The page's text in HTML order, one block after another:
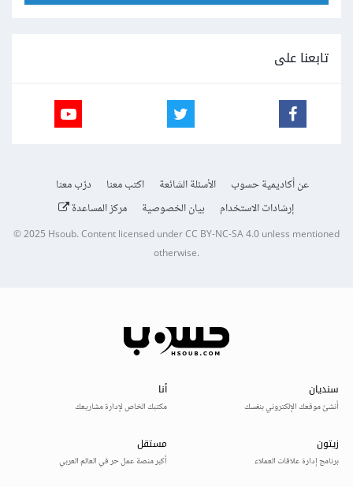
تابعنا على
عن أكاديمية حسوب الأسئلة الشائعة اكتب معنا
درّب معنا
إرشادات الاستخدام
بيان الخصوصية مركز المساعدة
© 2025Hsoub.Content licensed underCC BY-NC-SA 4.0unless mentioned
otherwise.